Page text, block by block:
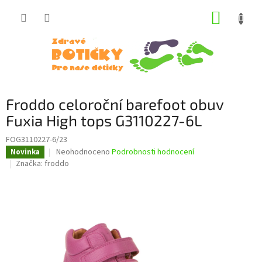
Froddo celoroční barefoot obuv
Fuxia High tops G3110227-6L
FOG3110227-6/23
Novinka
Průměrné
hodnocení
hvězdiček.
Neohodnoceno Podrobnosti hodnocení
Značka: froddo